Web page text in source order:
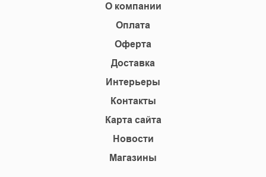
О компании
Оплата
Оферта
Доставка
Интерьеры
Контакты
Карта сайта
Новости
Магазины